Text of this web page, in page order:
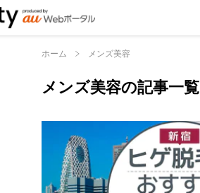
ホーム メンズ美容
メンズ美容の記事一覧